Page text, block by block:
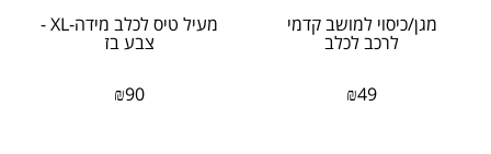
מגן/כיסוי למושב קדמי
לרכב לכלב
₪49
מעיל טיס לכלב מידה-XL -
צבע בז
₪90